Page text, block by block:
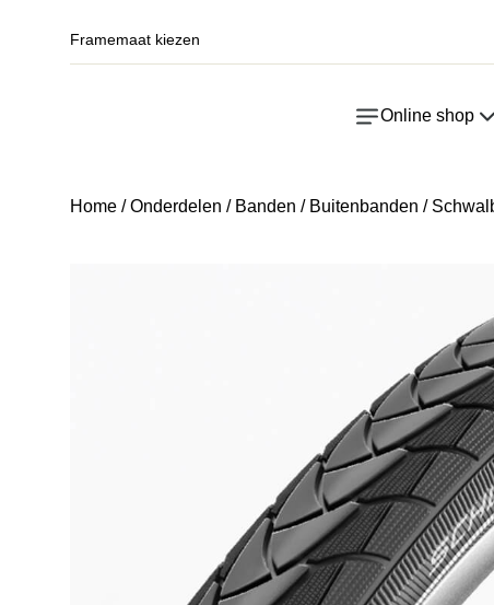
Framemaat kiezen
Online shop
Home /Onderdelen / Banden / Buitenbanden /